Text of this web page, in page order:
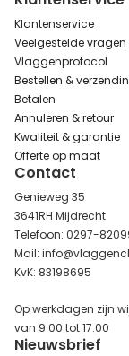
Klantenservice
Veelgestelde vragen
Vlaggenprotocol
Bestellen &
Betalen
Annuleren & retour
Kwaliteit & garantie
Offerte op maat
Contact
Genieweg 35
3641RH Mijdrecht
Telefoon: 0297-
Mail:
KvK: 83198695
Op werkdagen zijn
van 9.00 tot 17.00
Nieuwsbrief